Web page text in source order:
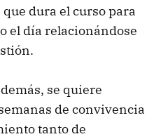
dura el curso para
el día relacionándose
se quiere
de convivencia
tanto de